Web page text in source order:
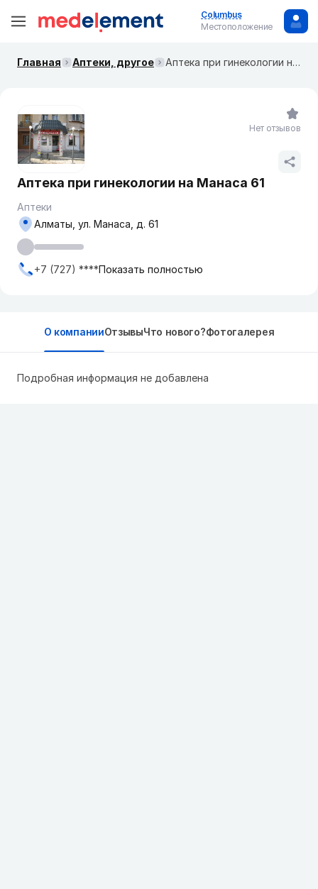
Columbus
Местоположение
Главная Аптеки, другое Аптека при гинекологии на Манаса 61
Аптека при гинекологии на Манаса 61
Аптеки
Алматы, ул. Манаса, д. 61
+7 (727) ****Показать полностью
Нет отзывов
О компанииОтзывыЧто нового?Фотогалерея
Подробная информация не добавлена